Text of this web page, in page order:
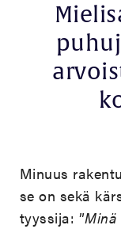
Minuus
se on sekä
tyyssija: ”